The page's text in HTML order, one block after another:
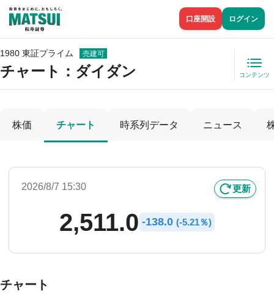
口座開設 ログイン
1980 東証プライム 売建可
チャート： ダイダン コンテンツ
株価 チャート 時系列データ ニュース
2026/8/7 15:30 更新
2,511.0 -138.0 (-5.21％)
チャート